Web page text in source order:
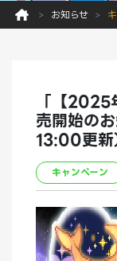
お知らせ
「【2025
売開始の
13:00更新
キャンペーン